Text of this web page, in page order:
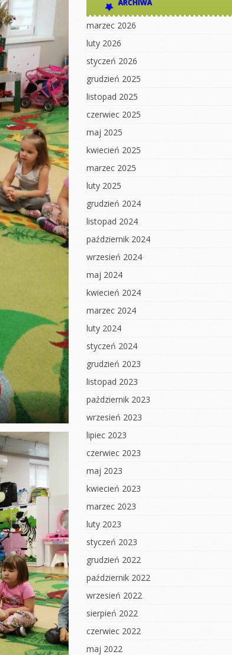
ARCHIWA
marzec 2026
luty 2026
styczeń 2026
grudzień 2025
listopad 2025
czerwiec 2025
maj 2025
kwiecień 2025
marzec 2025
luty 2025
grudzień 2024
listopad 2024
październik 2024
wrzesień 2024
maj 2024
kwiecień 2024
marzec 2024
luty 2024
styczeń 2024
grudzień 2023
listopad 2023
październik 2023
wrzesień 2023
lipiec 2023
czerwiec 2023
maj 2023
kwiecień 2023
marzec 2023
luty 2023
styczeń 2023
grudzień 2022
październik 2022
wrzesień 2022
sierpień 2022
czerwiec 2022
maj 2022